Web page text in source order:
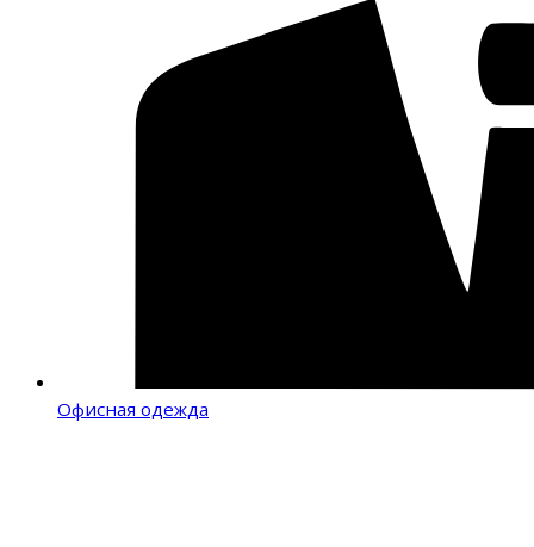
Офисная одежда